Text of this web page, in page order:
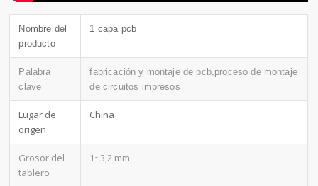
Nombre del
producto
1 capa pcb
Palabra
clave
fabricación y montaje de pcb,proceso de montaje
de circuitos impresos
Lugar de
origen
China
Grosor del
tablero
1~3,2 mm